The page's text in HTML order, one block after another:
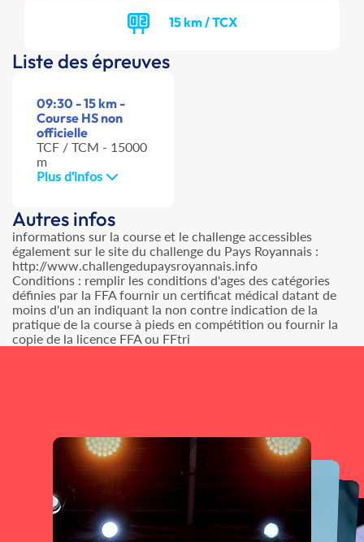
15 km / TCX
Liste des épreuves
09:30 - 15 km -
Course HS non
officielle
TCF / TCM - 15000
m
Plus d'infos
Autres infos
informations sur la course et le challenge accessibles
également sur le site du challenge du Pays Royannais :
http://www.challengedupaysroyannais.info
Conditions : remplir les conditions d'ages des catégories
définies par la FFA fournir un certificat médical datant de
moins d'un an indiquant la non contre indication de la
pratique de la course à pieds en compétition ou fournir la
copie de la licence FFA ou FFtri